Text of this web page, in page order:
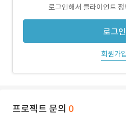
로그인해서 클라이언트
로그인
회원가입
프로젝트 문의 0